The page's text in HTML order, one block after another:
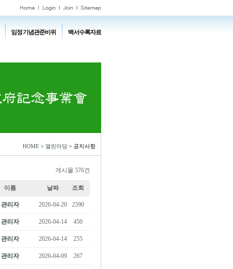
임정기념관준비위 백서수록자료
HOME > 열린마당 > 공지사항
게시물 576건
이름 날짜 조회
관리자 2026-04-20 2590
관리자 2026-04-14 450
관리자 2026-04-14 255
관리자 2026-04-09 267